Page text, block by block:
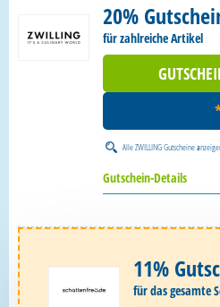
20%
für zahlreiche Artikel
AlleZWILLING Gutscheine
Gutschein-Details
11%
für das gesamte